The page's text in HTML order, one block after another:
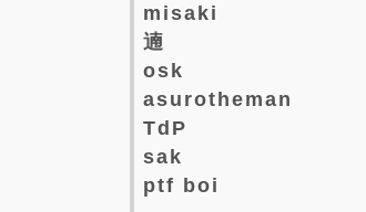
misaki
遖
osk
asurotheman
TdP
sak
ptf boi